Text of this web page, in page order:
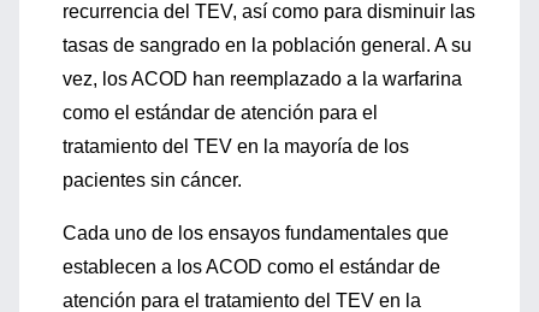
recurrencia del TEV, así como para disminuir las
tasas de sangrado en la población general. A su
vez, los ACOD han reemplazado a la warfarina
como el estándar de atención para el
tratamiento del TEV en la mayoría de los
pacientes sin cáncer.
Cada uno de los ensayos fundamentales que
establecen a los ACOD como el estándar de
atención para el tratamiento del TEV en la